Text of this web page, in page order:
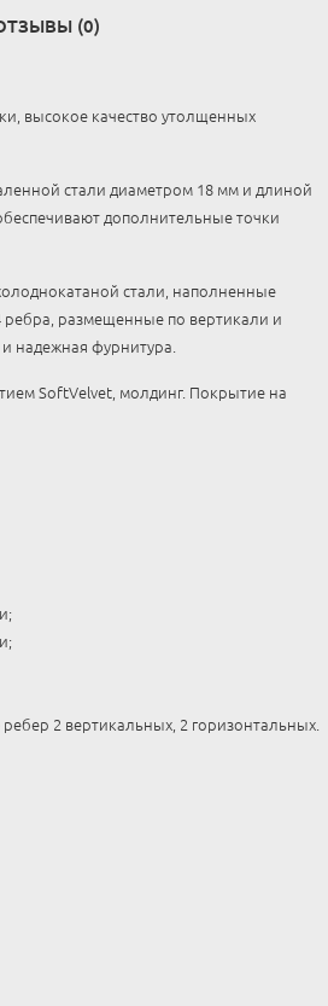
(0)
высокое качество утолщенных
стали диаметром 18 мм и длиной
дополнительные точки
стали, наполненные
ребра, размещенные по вертикали и
надежная фурнитура.
SoftVelvet, молдинг. Покрытие на
2 вертикальных, 2 горизонтальных.